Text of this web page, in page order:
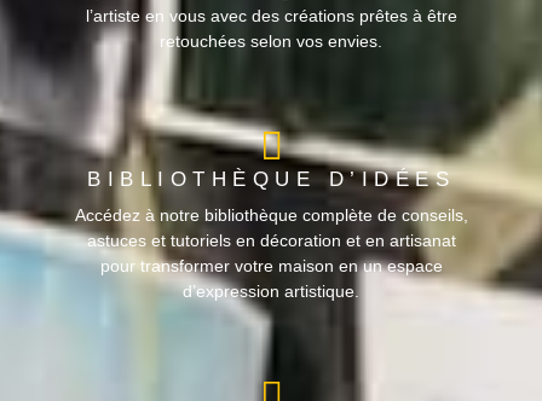
l’artiste en vous avec des créations prêtes à être
retouchées selon vos envies.
BIBLIOTHÈQUE D’IDÉES
Accédez à notre bibliothèque complète de conseils,
astuces et tutoriels en décoration et en artisanat
pour transformer votre maison en un espace
d’expression artistique.